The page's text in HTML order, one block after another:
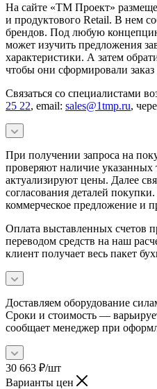
На сайте «ТМ Проект»
и продуктового Retail. В нем
брендов. Под любую
может изучить предложения
характеристики. А затем
чтобы они сформировали
Связаться со специалистами
25 22, email: sales@1tmp.ru,
При получении запроса на
проверяют наличие указанных
актуализируют цены. Далее
согласования деталей
коммерческое предложение и
Оплата выставленных счетов
переводом средств на наш
клиент получает весь пакет
Доставляем оборудование
Сроки и стоимость —
сообщает менеджер при
30 663 ₽/шт
Варианты цен